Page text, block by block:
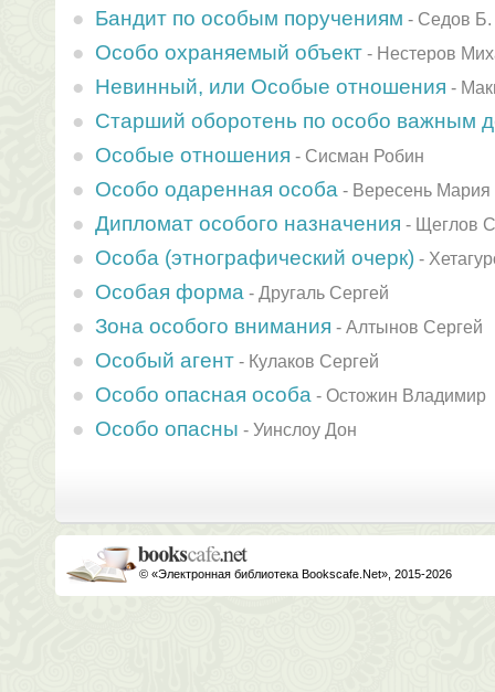
Бандит по особым поручениям - Седов Б.
Особо охраняемый объект - Нестеров
Невинный, или Особые отношения -
Старший оборотень по особо важным
Особые отношения - Сисман Робин
Особо одаренная особа - Вересень Мария
Дипломат особого назначения - Щеглов
Особа (этнографический очерк) -
Особая форма - Другаль Сергей
Зона особого внимания - Алтынов Сергей
Особый агент - Кулаков Сергей
Особо опасная особа - Остожин Владимир
Особо опасны - Уинслоу Дон
© «Электронная библиотека Bookscafe.Net», 2015-2026